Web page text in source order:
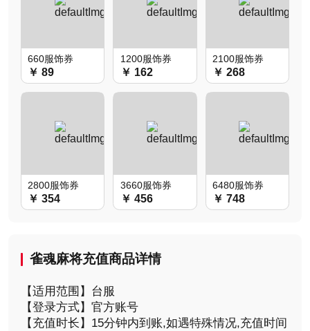
660服饰券
￥ 89
1200服饰券
￥ 162
2100服饰券
￥ 268
2800服饰券
￥ 354
3660服饰券
￥ 456
6480服饰券
￥ 748
雀魂麻将充值商品详情
【适用范围】台服
【登录方式】官方账号
【充值时长】15分钟内到账,如遇特殊情况,充值时间